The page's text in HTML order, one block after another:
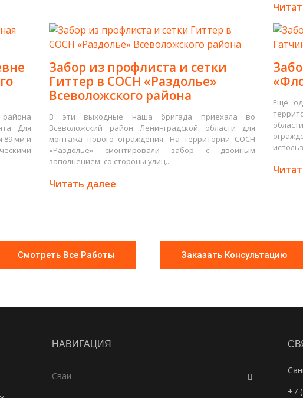
Для
89 мм и
Забор из профлиста и сетки
Гиттер в СОСН «Раздолье»
Всеволожского района
В эти выходные наша бригада приехала во
Всеволожский район Ленинградской области для
монтажа нового ограждения. На территории СОСН
«Раздолье» смонтировали забор с двойным
заполнением: со стороны улиц...
Читать далее
Ещё
Смотреть Все Работы Заказать Консультацию
НАВИГАЦИЯ
Сваи
+7